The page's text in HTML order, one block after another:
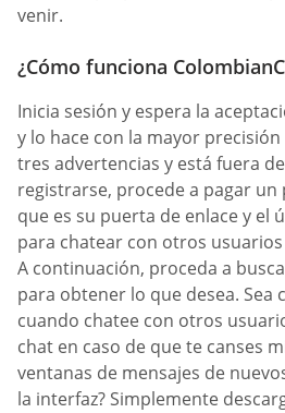
venir.
¿Cómo funciona
Inicia sesión y espera la
y lo hace con la mayor
tres advertencias y está fuera
registrarse, procede a pagar un
que es su puerta de enlace y el
para chatear con otros
A continuación, proceda a
para obtener lo que desea. Sea
cuando chatee con otros
chat en caso de que te canses
ventanas de mensajes de
la interfaz? Simplemente